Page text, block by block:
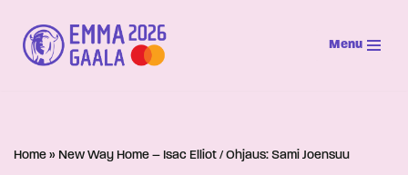
Siirry
suoraan
Menu
Home » New Way Home – Isac Elliot / Ohjaus: Sami Joensuu